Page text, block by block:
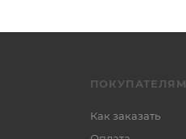
ПОКУПАТЕЛЯМ
Как заказать